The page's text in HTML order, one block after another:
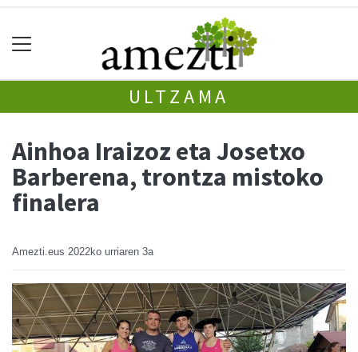
ULTZAMA
Ainhoa Iraizoz eta Josetxo
Barberena, trontza mistoko
finalera
Amezti.eus 2022ko urriaren 3a